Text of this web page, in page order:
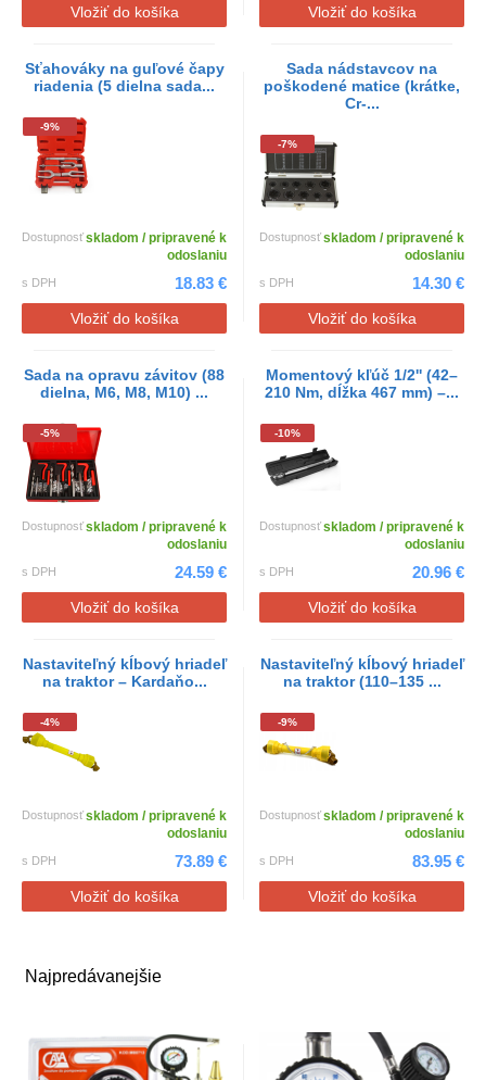
Najpredávanejšie
Vložiť do košíka Vložiť do košíka
Sťahováky na guľové čapy
riadenia (5 dielna sada...
-9%
Dostupnosťskladom / pripravené k
odoslaniu
s DPH 18.83 €
Vložiť do košíka
Sada nádstavcov na
poškodené matice (krátke,
Cr-...
-7%
Dostupnosťskladom / pripravené k
odoslaniu
s DPH 14.30 €
Vložiť do košíka
Sada na opravu závitov (88
dielna, M6, M8, M10) ...
-5%
Dostupnosťskladom / pripravené k
odoslaniu
s DPH 24.59 €
Vložiť do košíka
Momentový kľúč 1/2'' (42–
210 Nm, dĺžka 467 mm) –...
-10%
Dostupnosťskladom / pripravené k
odoslaniu
s DPH 20.96 €
Vložiť do košíka
Nastaviteľný kĺbový hriadeľ
na traktor – Kardaňo...
-4%
Dostupnosťskladom / pripravené k
odoslaniu
s DPH 73.89 €
Vložiť do košíka
Nastaviteľný kĺbový hriadeľ
na traktor (110–135 ...
-9%
Dostupnosťskladom / pripravené k
odoslaniu
s DPH 83.95 €
Vložiť do košíka